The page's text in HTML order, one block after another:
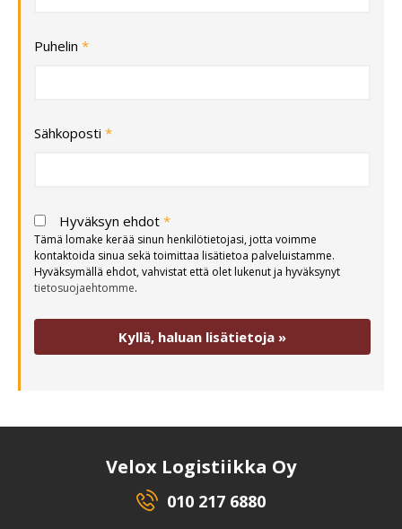
Puhelin *
Sähkoposti *
Hyväksyn ehdot *
Tämä lomake kerää sinun henkilötietojasi, jotta voimme
kontaktoida sinua sekä toimittaa lisätietoa palveluistamme.
Hyväksymällä ehdot, vahvistat että olet lukenut ja hyväksynyt
tietosuojaehtomme.
MYÖS
Velox Logistiikka Oy
010 217 6880